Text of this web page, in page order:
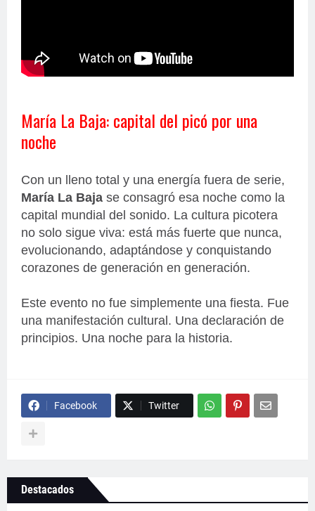
María La Baja: capital del picó por una
noche
Con un lleno total y una energía fuera de serie,
María La Baja se consagró esa noche como la
capital mundial del sonido. La cultura picotera
no solo sigue viva: está más fuerte que nunca,
evolucionando, adaptándose y conquistando
corazones de generación en generación.
Este evento no fue simplemente una fiesta. Fue
una manifestación cultural. Una declaración de
principios. Una noche para la historia.
Facebook Twitter
Destacados